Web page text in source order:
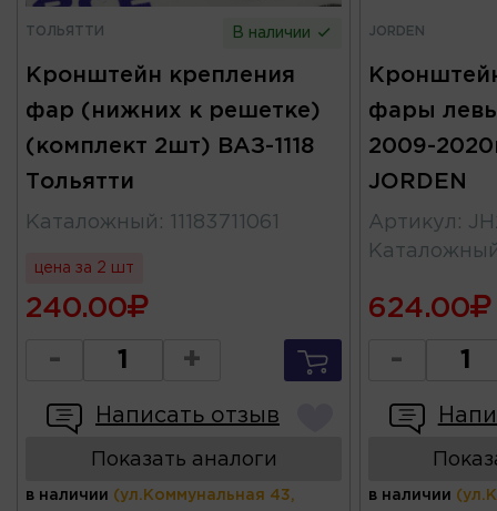
ТОЛЬЯТТИ В наличии
Кронштейн крепления
фар (нижних к решетке)
(комплект 2шт) ВАЗ-1118
Тольятти
Каталожный : 11183711061
цена за 2 шт
240.00
- +
Написать отзыв
Показать аналоги
в наличии (ул.Коммунальная 43,
JORDEN
фары
2009-
JORDEN
Артикул :
624.00
-
в наличии